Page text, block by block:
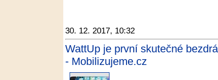
30. 12. 2017, 10:32
WattUp je první skutečné
- Mobilizujeme.cz